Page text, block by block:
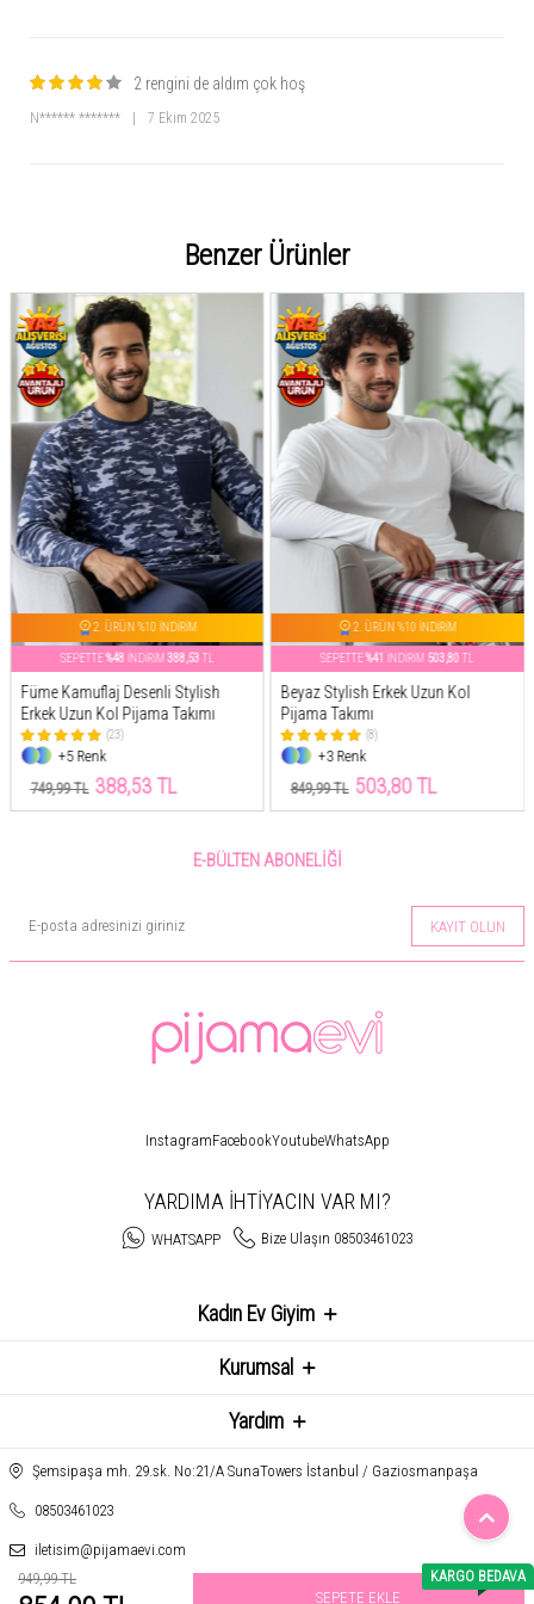
949,99 TL
SEPETE EKLE
KARGO BEDAVA
2 rengini de aldım çok hoş
N****** ******* 7 Ekim 2025
Benzer Ürünler
2. ÜRÜN %10 İNDİRİM
SEPETTE%48 İNDİRİM388,53TL
Füme Kamuflaj Desenli Stylish
Erkek Uzun Kol Pijama Takımı
(23)
+5 Renk
749,99 TL 388,53 TL
2. ÜRÜN %10 İNDİRİM
SEPETTE%41 İNDİRİM 503,80TL
Beyaz Stylish Erkek Uzun Kol
Pijama Takımı
(8)
+3 Renk
849,99 TL 503,80 TL
E-BÜLTEN ABONELIĞI
KAYIT OLUN
InstagramFacebookYoutubeWhatsApp
YARDIMA İHTİYACIN VAR MI?
WHATSAPP Bize Ulaşın 08503461023
Kadın Ev Giyim
Kurumsal
Yardım
Şemsipaşa mh. 29.sk. No:21/A SunaTowers İstanbul / Gaziosmanpaşa
08503461023
iletisim@pijamaevi.com